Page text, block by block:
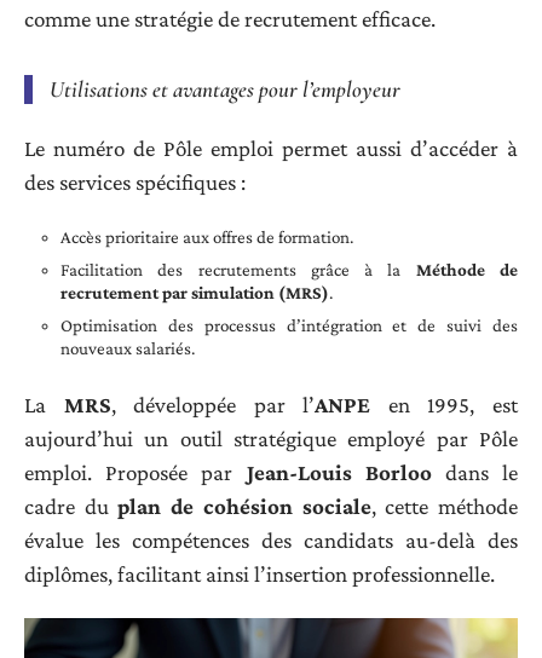
comme une stratégie de recrutement efficace.
Utilisations et avantages pour l’employeur
Le numéro de Pôle emploi permet aussi d’accéder à
des services spécifiques :
Accès prioritaire aux offres de formation.
Facilitation des recrutements grâce à la Méthode de
recrutement par simulation (MRS).
Optimisation des processus d’intégration et de suivi des
nouveaux salariés.
La MRS, développée par l’ANPE en 1995, est
aujourd’hui un outil stratégique employé par Pôle
emploi. Proposée par Jean-Louis Borloodans le
cadre duplan de cohésion sociale, cette méthode
évalue les compétences des candidats au-delà des
diplômes, facilitant ainsi l’insertion professionnelle.